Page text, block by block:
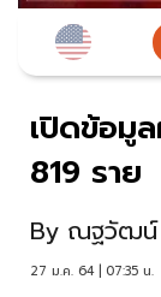
เปิดข้อมู
819 ราย
By ณฐวัฒน์
27 ม.ค. 64 | 07:35 น.